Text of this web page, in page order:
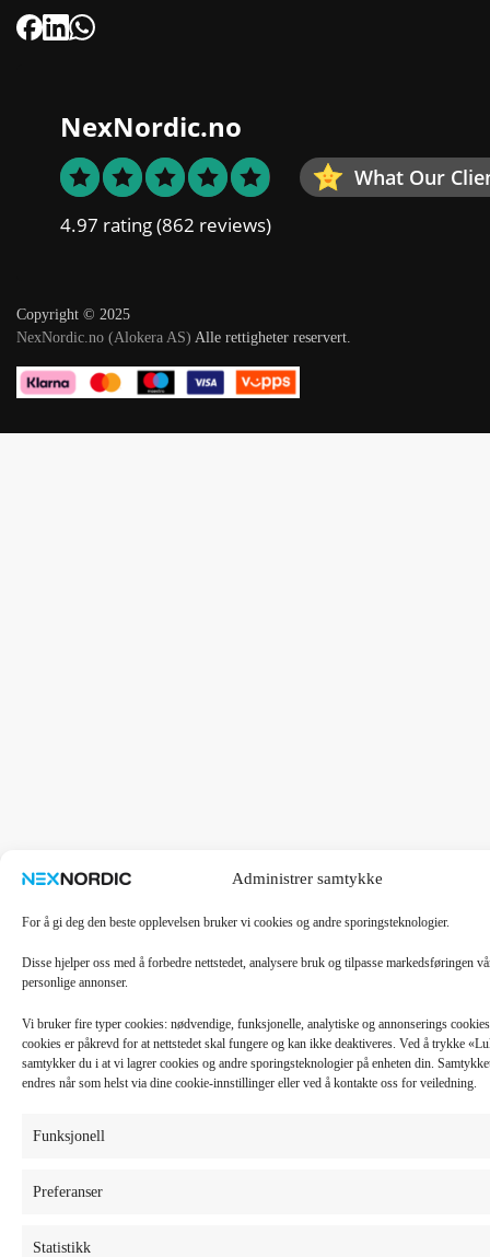
Administrer samtykke
For å gi deg den beste opplevelsen bruker vi cookies og andre sporingsteknologier.
Disse hjelper oss med å forbedre nettstedet, analysere bruk og tilpasse markedsføringen
personlige annonser.
Vi bruker fire typer cookies: nødvendige, funksjonelle, analytiske og annonserings
cookies er påkrevd for at nettstedet skal fungere og kan ikke deaktiveres. Ved å trykke
samtykker du i at vi lagrer cookies og andre sporingsteknologier på enheten din.
endres når som helst via dine cookie-innstillinger eller ved å kontakte oss for veiledning.
Funksjonell
Preferanser
Statistikk
NexNordic.no
What Our
4.97 rating(862 reviews)
Copyright © 2025
NexNordic.no (Alokera AS) Alle rettigheter reservert.